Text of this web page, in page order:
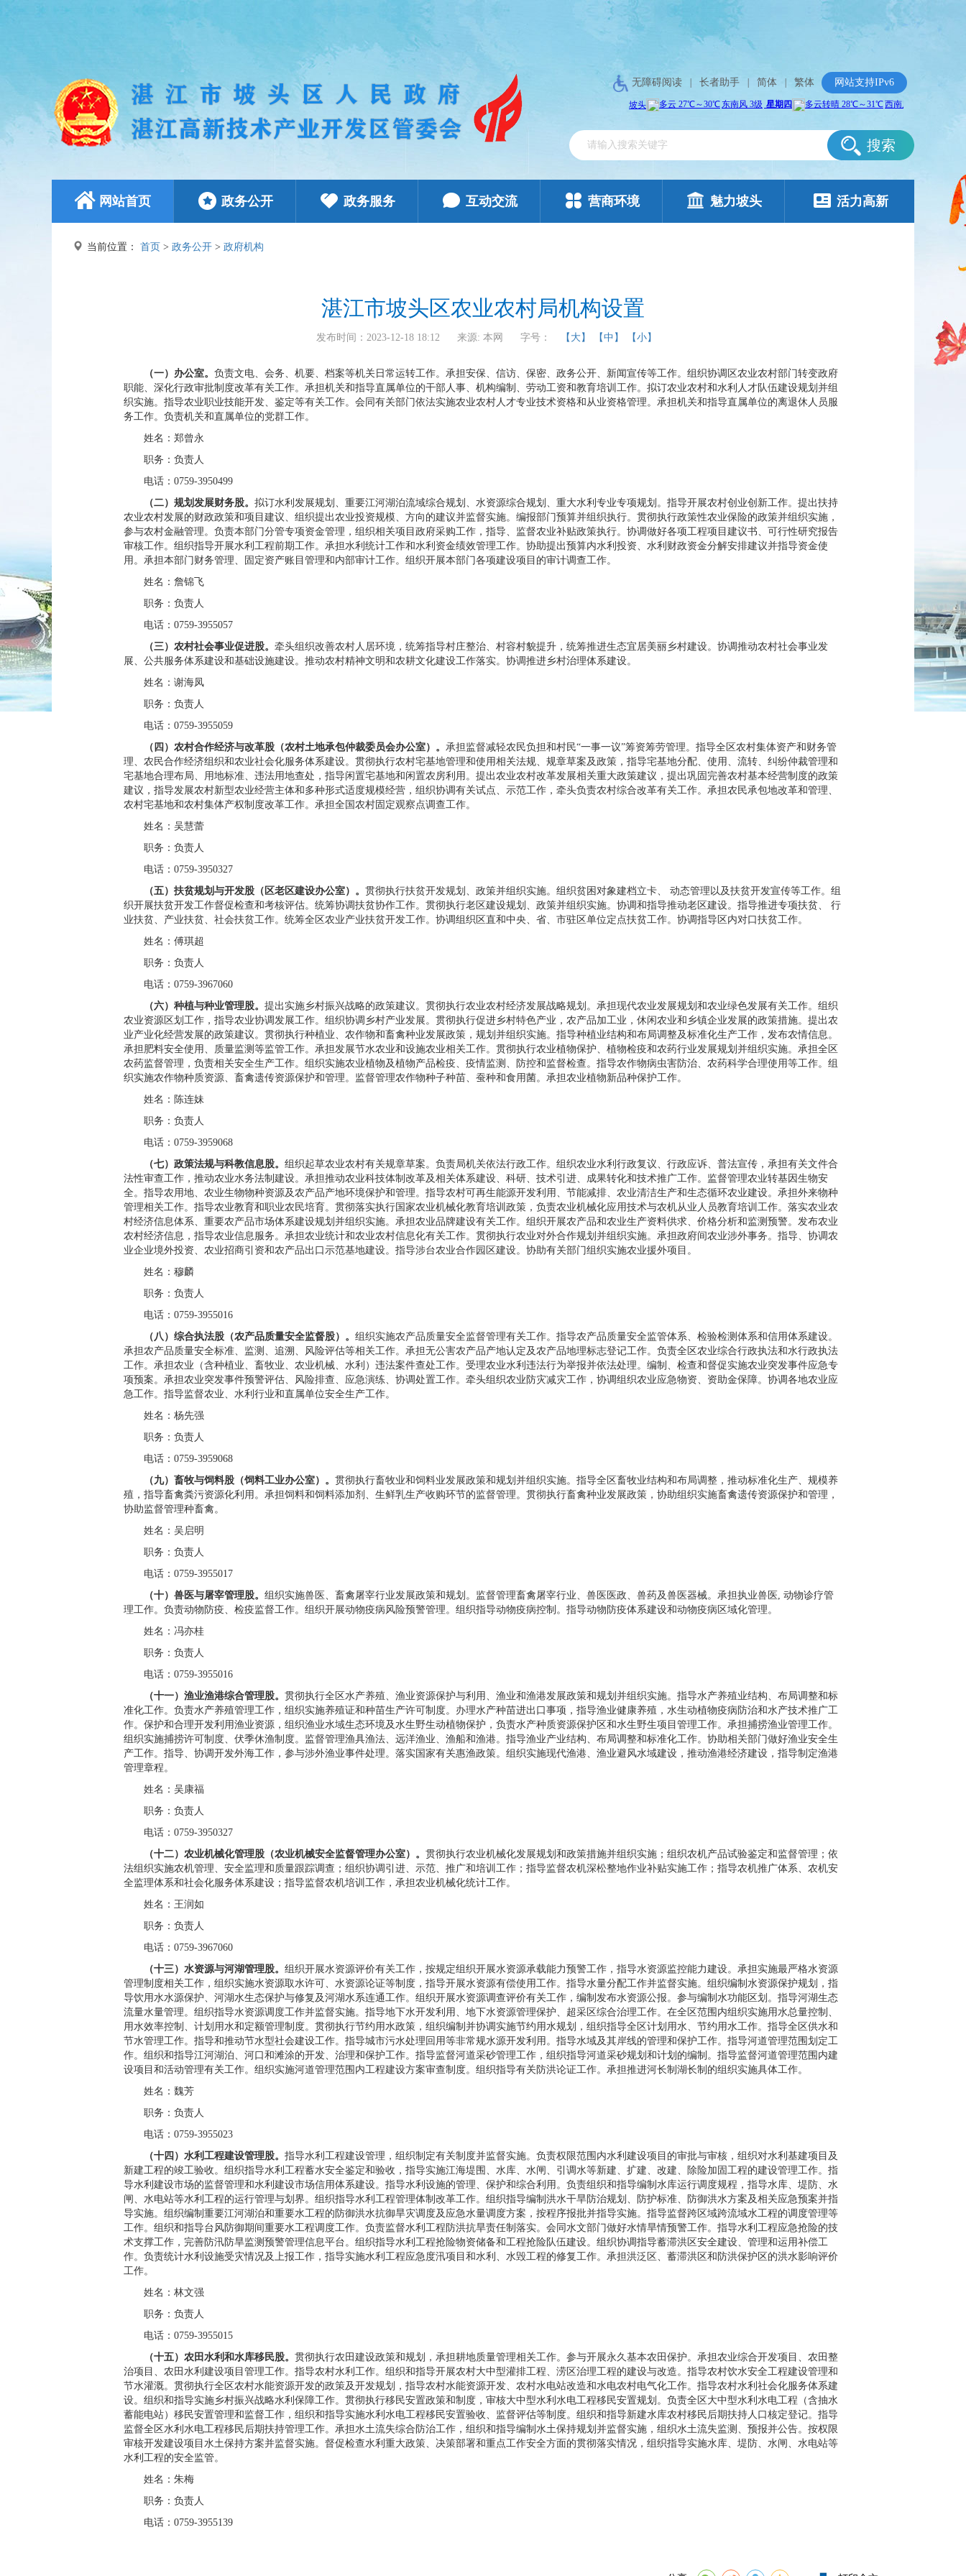
无障碍阅读 长者助手 简体 繁体 网站支持IPv6
搜索
网站首页 政务公开 政务服务 互动交流 营商环境 魅力坡头 活力高新
当前位置： 首页 > 政务公开 > 政府机构
湛江市坡头区农业农村局机构设置
发布时间：2023-12-18 18:12 来源: 本网 字号： 【大】 【中】 【小】
（一）办公室。 负责文电、会务、机要、档案等机关日常运转工作。承担安保、信访、保密、政务公开、新闻宣传等工作。组织协调区农业农村部门转变政府
职能、深化行政审批制度改革有关工作。承担机关和指导直属单位的干部人事、机构编制、劳动工资和教育培训工作。拟订农业农村和水利人才队伍建设规划并组
织实施。指导农业职业技能开发、鉴定等有关工作。会同有关部门依法实施农业农村人才专业技术资格和从业资格管理。承担机关和指导直属单位的离退休人员服
务工作。负责机关和直属单位的党群工作。
姓名：郑曾永
职务：负责人
电话：0759-3950499
（二）规划发展财务股。 拟订水利发展规划、重要江河湖泊流域综合规划、水资源综合规划、重大水利专业专项规划。指导开展农村创业创新工作。提出扶持
农业农村发展的财政政策和项目建议、组织提出农业投资规模、方向的建议并监督实施。编报部门预算并组织执行。贯彻执行政策性农业保险的政策并组织实施，
参与农村金融管理。负责本部门分管专项资金管理，组织相关项目政府采购工作，指导、监督农业补贴政策执行。协调做好各项工程项目建议书、可行性研究报告
审核工作。组织指导开展水利工程前期工作。承担水利统计工作和水利资金绩效管理工作。协助提出预算内水利投资、水利财政资金分解安排建议并指导资金使
用。承担本部门财务管理、固定资产账目管理和内部审计工作。组织开展本部门各项建设项目的审计调查工作。
姓名：詹锦飞
职务：负责人
电话：0759-3955057
（三）农村社会事业促进股。 牵头组织改善农村人居环境，统筹指导村庄整治、村容村貌提升，统筹推进生态宜居美丽乡村建设。协调推动农村社会事业发
展、公共服务体系建设和基础设施建设。推动农村精神文明和农耕文化建设工作落实。协调推进乡村治理体系建设。
姓名：谢海凤
职务：负责人
电话：0759-3955059
（四）农村合作经济与改革股（农村土地承包仲裁委员会办公室）。 承担监督减轻农民负担和村民“一事一议”筹资筹劳管理。指导全区农村集体资产和财务管
理、农民合作经济组织和农业社会化服务体系建设。贯彻执行农村宅基地管理和使用相关法规、规章草案及政策，指导宅基地分配、使用、流转、纠纷仲裁管理和
宅基地合理布局、用地标准、违法用地查处，指导闲置宅基地和闲置农房利用。提出农业农村改革发展相关重大政策建议，提出巩固完善农村基本经营制度的政策
建议，指导发展农村新型农业经营主体和多种形式适度规模经营，组织协调有关试点、示范工作，牵头负责农村综合改革有关工作。承担农民承包地改革和管理、
农村宅基地和农村集体产权制度改革工作。承担全国农村固定观察点调查工作。
姓名：吴慧蕾
职务：负责人
电话：0759-3950327
（五）扶贫规划与开发股（区老区建设办公室）。 贯彻执行扶贫开发规划、政策并组织实施。组织贫困对象建档立卡、 动态管理以及扶贫开发宣传等工作。组
织开展扶贫开发工作督促检查和考核评估。统筹协调扶贫协作工作。贯彻执行老区建设规划、政策并组织实施。协调和指导推动老区建设。指导推进专项扶贫、 行
业扶贫、产业扶贫、社会扶贫工作。统筹全区农业产业扶贫开发工作。协调组织区直和中央、省、市驻区单位定点扶贫工作。协调指导区内对口扶贫工作。
姓名：傅琪超
职务：负责人
电话：0759-3967060
（六）种植与种业管理股。 提出实施乡村振兴战略的政策建议。贯彻执行农业农村经济发展战略规划。承担现代农业发展规划和农业绿色发展有关工作。组织
农业资源区划工作，指导农业协调发展工作。组织协调乡村产业发展。贯彻执行促进乡村特色产业，农产品加工业，休闲农业和乡镇企业发展的政策措施。提出农
业产业化经营发展的政策建议。贯彻执行种植业、农作物和畜禽种业发展政策，规划并组织实施。指导种植业结构和布局调整及标准化生产工作，发布农情信息。
承担肥料安全使用、质量监测等监管工作。承担发展节水农业和设施农业相关工作。贯彻执行农业植物保护、植物检疫和农药行业发展规划并组织实施。承担全区
农药监督管理，负责相关安全生产工作。组织实施农业植物及植物产品检疫、疫情监测、防控和监督检查。指导农作物病虫害防治、农药科学合理使用等工作。组
织实施农作物种质资源、畜禽遗传资源保护和管理。监督管理农作物种子种苗、蚕种和食用菌。承担农业植物新品种保护工作。
姓名：陈连妹
职务：负责人
电话：0759-3959068
（七）政策法规与科教信息股。 组织起草农业农村有关规章草案。负责局机关依法行政工作。组织农业水利行政复议、行政应诉、普法宣传，承担有关文件合
法性审查工作，推动农业水务法制建设。承担推动农业科技体制改革及相关体系建设、科研、技术引进、成果转化和技术推广工作。监督管理农业转基因生物安
全。指导农用地、农业生物物种资源及农产品产地环境保护和管理。指导农村可再生能源开发利用、节能减排、农业清洁生产和生态循环农业建设。承担外来物种
管理相关工作。指导农业教育和职业农民培育。贯彻落实执行国家农业机械化教育培训政策，负责农业机械化应用技术与农机从业人员教育培训工作。落实农业农
村经济信息体系、重要农产品市场体系建设规划并组织实施。承担农业品牌建设有关工作。组织开展农产品和农业生产资料供求、价格分析和监测预警。发布农业
农村经济信息，指导农业信息服务。承担农业统计和农业农村信息化有关工作。贯彻执行农业对外合作规划并组织实施。承担政府间农业涉外事务。指导、协调农
业企业境外投资、农业招商引资和农产品出口示范基地建设。指导涉台农业合作园区建设。协助有关部门组织实施农业援外项目。
姓名：穆麟
职务：负责人
电话：0759-3955016
（八）综合执法股（农产品质量安全监督股）。 组织实施农产品质量安全监督管理有关工作。指导农产品质量安全监管体系、检验检测体系和信用体系建设。
承担农产品质量安全标准、监测、追溯、风险评估等相关工作。承担无公害农产品产地认定及农产品地理标志登记工作。负责全区农业综合行政执法和水行政执法
工作。承担农业（含种植业、畜牧业、农业机械、水利）违法案件查处工作。受理农业水利违法行为举报并依法处理。编制、检查和督促实施农业突发事件应急专
项预案。承担农业突发事件预警评估、风险排查、应急演练、协调处置工作。牵头组织农业防灾减灾工作，协调组织农业应急物资、资助金保障。协调各地农业应
急工作。指导监督农业、水利行业和直属单位安全生产工作。
姓名：杨先强
职务：负责人
电话：0759-3959068
（九）畜牧与饲料股（饲料工业办公室）。 贯彻执行畜牧业和饲料业发展政策和规划并组织实施。指导全区畜牧业结构和布局调整，推动标准化生产、规模养
殖，指导畜禽粪污资源化利用。承担饲料和饲料添加剂、生鲜乳生产收购环节的监督管理。贯彻执行畜禽种业发展政策，协助组织实施畜禽遗传资源保护和管理，
协助监督管理种畜禽。
姓名：吴启明
职务：负责人
电话：0759-3955017
（十）兽医与屠宰管理股。 组织实施兽医、畜禽屠宰行业发展政策和规划。监督管理畜禽屠宰行业、兽医医政、兽药及兽医器械。承担执业兽医, 动物诊疗管
理工作。负责动物防疫、检疫监督工作。组织开展动物疫病风险预警管理。组织指导动物疫病控制。指导动物防疫体系建设和动物疫病区域化管理。
姓名：冯亦桂
职务：负责人
电话：0759-3955016
（十一）渔业渔港综合管理股。 贯彻执行全区水产养殖、渔业资源保护与利用、渔业和渔港发展政策和规划并组织实施。指导水产养殖业结构、布局调整和标
准化工作。负责水产养殖管理工作，组织实施养殖证和种苗生产许可制度。办理水产种苗进出口事项，指导渔业健康养殖，水生动植物疫病防治和水产技术推广工
作。保护和合理开发利用渔业资源，组织渔业水域生态环境及水生野生动植物保护，负责水产种质资源保护区和水生野生项目管理工作。承担捕捞渔业管理工作。
组织实施捕捞许可制度、伏季休渔制度。监督管理渔具渔法、远洋渔业、渔船和渔港。指导渔业产业结构、布局调整和标准化工作。协助相关部门做好渔业安全生
产工作。指导、协调开发外海工作，参与涉外渔业事件处理。落实国家有关惠渔政策。组织实施现代渔港、渔业避风水域建设，推动渔港经济建设，指导制定渔港
管理章程。
姓名：吴康福
职务：负责人
电话：0759-3950327
（十二）农业机械化管理股（农业机械安全监督管理办公室）。 贯彻执行农业机械化发展规划和政策措施并组织实施；组织农机产品试验鉴定和监督管理；依
法组织实施农机管理、安全监理和质量跟踪调查；组织协调引进、示范、推广和培训工作；指导监督农机深松整地作业补贴实施工作；指导农机推广体系、农机安
全监理体系和社会化服务体系建设；指导监督农机培训工作，承担农业机械化统计工作。
姓名：王润如
职务：负责人
电话：0759-3967060
（十三）水资源与河湖管理股。 组织开展水资源评价有关工作，按规定组织开展水资源承载能力预警工作，指导水资源监控能力建设。承担实施最严格水资源
管理制度相关工作，组织实施水资源取水许可、水资源论证等制度，指导开展水资源有偿使用工作。指导水量分配工作并监督实施。组织编制水资源保护规划，指
导饮用水水源保护、河湖水生态保护与修复及河湖水系连通工作。组织开展水资源调查评价有关工作，编制发布水资源公报。参与编制水功能区划。指导河湖生态
流量水量管理。组织指导水资源调度工作并监督实施。指导地下水开发利用、地下水资源管理保护、超采区综合治理工作。在全区范围内组织实施用水总量控制、
用水效率控制、计划用水和定额管理制度。贯彻执行节约用水政策，组织编制并协调实施节约用水规划，组织指导全区计划用水、节约用水工作。指导全区供水和
节水管理工作。指导和推动节水型社会建设工作。指导城市污水处理回用等非常规水源开发利用。指导水域及其岸线的管理和保护工作。指导河道管理范围划定工
作。组织和指导江河湖泊、河口和滩涂的开发、治理和保护工作。指导监督河道采砂管理工作，组织指导河道采砂规划和计划的编制。指导监督河道管理范围内建
设项目和活动管理有关工作。组织实施河道管理范围内工程建设方案审查制度。组织指导有关防洪论证工作。承担推进河长制湖长制的组织实施具体工作。
姓名：魏芳
职务：负责人
电话：0759-3955023
（十四）水利工程建设管理股。 指导水利工程建设管理，组织制定有关制度并监督实施。负责权限范围内水利建设项目的审批与审核，组织对水利基建项目及
新建工程的竣工验收。组织指导水利工程蓄水安全鉴定和验收，指导实施江海堤围、水库、水闸、引调水等新建、扩建、改建、除险加固工程的建设管理工作。指
导水利建设市场的监督管理和水利建设市场信用体系建设。指导水利设施的管理、保护和综合利用。负责组织和指导编制水库运行调度规程，指导水库、堤防、水
闸、水电站等水利工程的运行管理与划界。组织指导水利工程管理体制改革工作。组织指导编制洪水干旱防治规划、防护标准、防御洪水方案及相关应急预案并指
导实施。组织编制重要江河湖泊和重要水工程的防御洪水抗御旱灾调度及应急水量调度方案，按程序报批并指导实施。指导监督跨区域跨流域水工程的调度管理等
工作。组织和指导台风防御期间重要水工程调度工作。负责监督水利工程防洪抗旱责任制落实。会同水文部门做好水情旱情预警工作。指导水利工程应急抢险的技
术支撑工作，完善防汛防旱监测预警管理信息平台。组织指导水利工程抢险物资储备和工程抢险队伍建设。组织协调指导蓄滞洪区安全建设、管理和运用补偿工
作。负责统计水利设施受灾情况及上报工作，指导实施水利工程应急度汛项目和水利、水毁工程的修复工作。承担洪泛区、蓄滞洪区和防洪保护区的洪水影响评价
工作。
姓名：林文强
职务：负责人
电话：0759-3955015
（十五）农田水利和水库移民股。 贯彻执行农田建设政策和规划，承担耕地质量管理相关工作。参与开展永久基本农田保护。承担农业综合开发项目、农田整
治项目、农田水利建设项目管理工作。指导农村水利工作。组织和指导开展农村大中型灌排工程、涝区治理工程的建设与改造。指导农村饮水安全工程建设管理和
节水灌溉。贯彻执行全区农村水能资源开发的政策及开发规划，指导农村水能资源开发、农村水电站改造和水电农村电气化工作。指导农村水利社会化服务体系建
设。组织和指导实施乡村振兴战略水利保障工作。贯彻执行移民安置政策和制度，审核大中型水利水电工程移民安置规划。负责全区大中型水利水电工程（含抽水
蓄能电站）移民安置管理和监督工作，组织和指导实施水利水电工程移民安置验收、监督评估等制度。组织和指导新建水库农村移民后期扶持人口核定登记。指导
监督全区水利水电工程移民后期扶持管理工作。承担水土流失综合防治工作，组织和指导编制水土保持规划并监督实施，组织水土流失监测、预报并公告。按权限
审核开发建设项目水土保持方案并监督实施。督促检查水利重大政策、决策部署和重点工作安全方面的贯彻落实情况，组织指导实施水库、堤防、水闸、水电站等
水利工程的安全监管。
姓名：朱梅
职务：负责人
电话：0759-3955139